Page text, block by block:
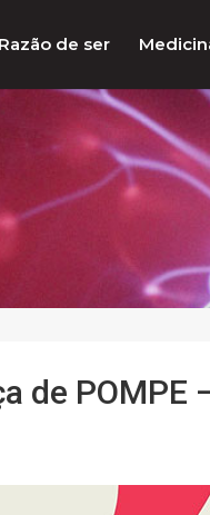
Razão de ser
de POMPE